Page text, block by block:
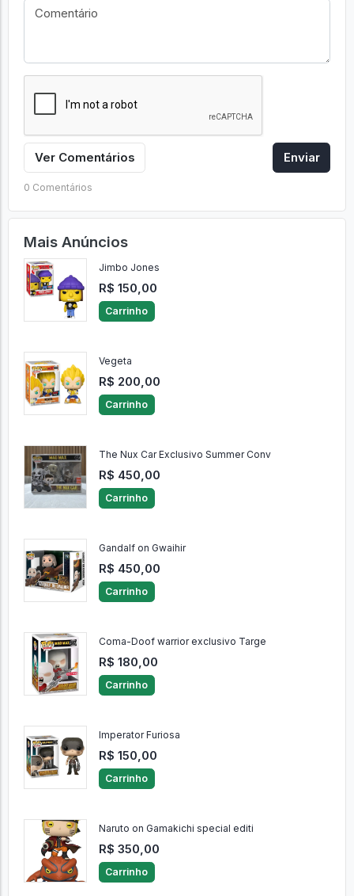
Ver Comentários Enviar
0 Comentários
Mais Anúncios
Jimbo Jones
R$ 150,00
Carrinho
Vegeta
R$ 200,00
Carrinho
The Nux Car Exclusivo Summer Conv
R$ 450,00
Carrinho
Gandalf on Gwaihir
R$ 450,00
Carrinho
Coma-Doof warrior exclusivo Targe
R$ 180,00
Carrinho
Imperator Furiosa
R$ 150,00
Carrinho
Naruto on Gamakichi special editi
R$ 350,00
Carrinho